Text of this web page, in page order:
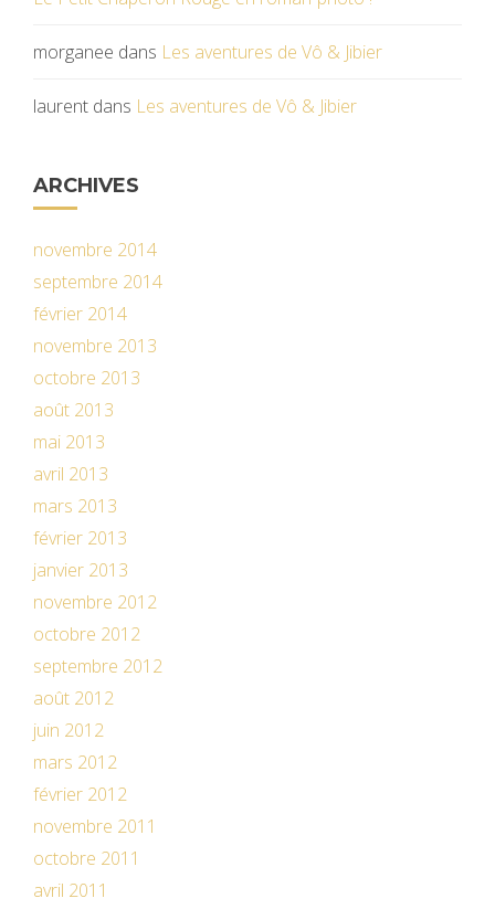
morganee dans Les aventures de Vô & Jibier
laurent dans Les aventures de Vô & Jibier
ARCHIVES
novembre 2014
septembre 2014
février 2014
novembre 2013
octobre 2013
août 2013
mai 2013
avril 2013
mars 2013
février 2013
janvier 2013
novembre 2012
octobre 2012
septembre 2012
août 2012
juin 2012
mars 2012
février 2012
novembre 2011
octobre 2011
avril 2011